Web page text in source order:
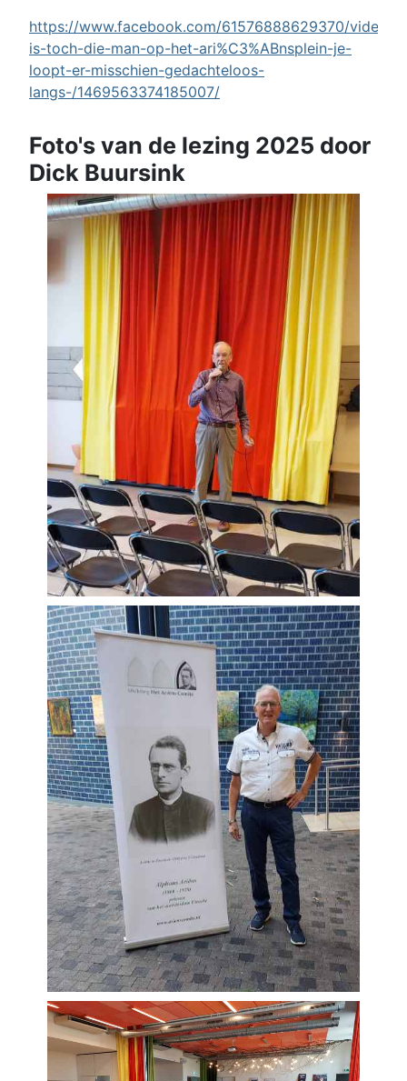
https://www.facebook.com/61576888629370/videos/
is-toch-die-man-op-het-ari%C3%ABnsplein-je-
loopt-er-misschien-gedachteloos-
langs-/1469563374185007/
Foto's van de lezing 2025 door
Dick Buursink